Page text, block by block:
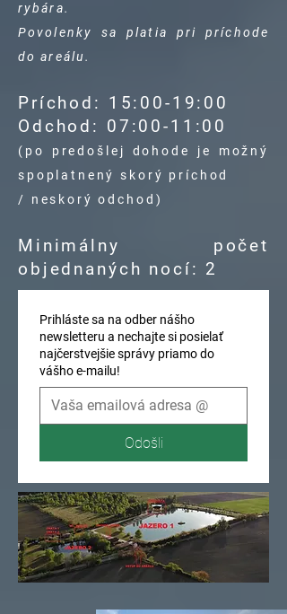
rybára.
Povolenky sa platia pri príchode
do areálu.
Príchod: 15:00-19:00
Odchod: 07:00-11:00
(po predošlej dohode je možný
spoplatnený skorý príchod
/ neskorý odchod)
Minimálny počet
objednaných nocí: 2
Prihláste sa na odber nášho
newsletteru a nechajte si posielať
najčerstvejšie správy priamo do
vášho e-mailu!
Odošli